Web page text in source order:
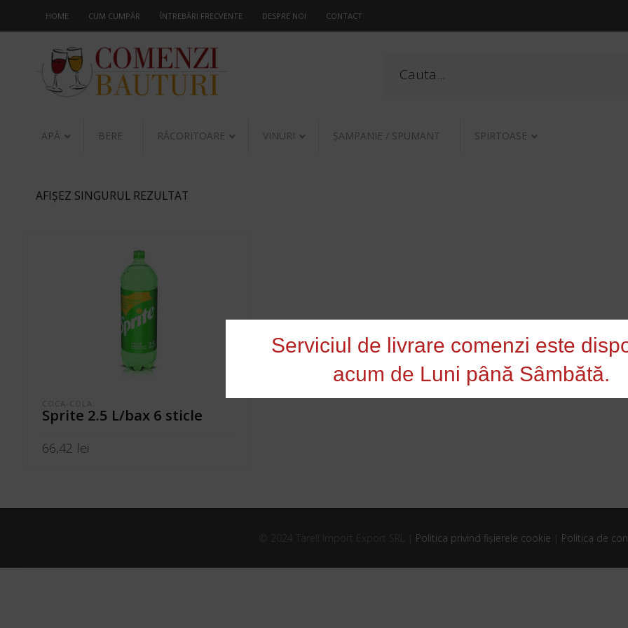
HOME CUM CUMPĂR ÎNTREBĂRI FRECVENTE DESPRE NOI CONTACT
APĂ BERE RĂCORITOARE VINURI ŞAMPANIE / SPUMANT SPIRTOASE
AFIȘEZ SINGURUL REZULTAT
COCA-COLA
Sprite 2.5 L/bax 6 sticle
66,42 lei
© 2024 Tarell Import Export SRL | Politica privind fișierele cookie Politica de
Serviciul de livrare comenzi este
acum de Luni până Sâmbătă.